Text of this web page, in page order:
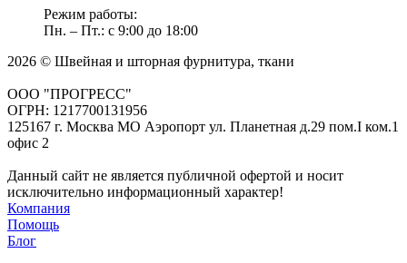
Режим работы:
Пн. – Пт.: с 9:00 до 18:00
2026 © Швейная и шторная фурнитура, ткани
ООО "ПРОГРЕСС"
ОГРН: 1217700131956
125167 г. Москва МО Аэропорт ул. Планетная д.29 пом.I ком.1
офис 2
Данный сайт не является публичной офертой и носит
исключительно информационный характер!
Компания
Помощь
Блог